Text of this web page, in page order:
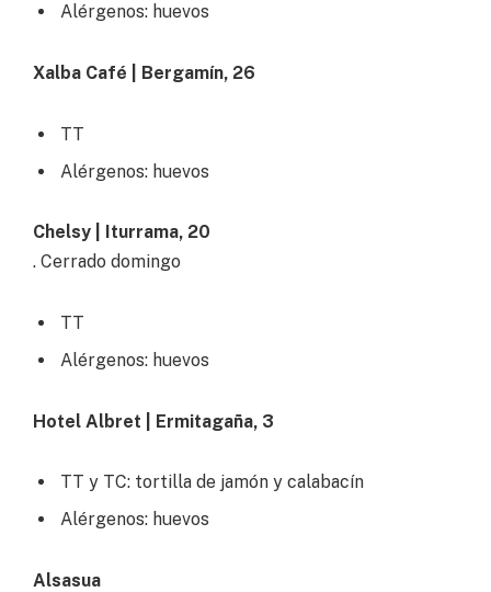
Alérgenos: huevos
Xalba Café | Bergamín, 26
TT
Alérgenos: huevos
Chelsy | Iturrama, 20
. Cerrado domingo
TT
Alérgenos: huevos
Hotel Albret | Ermitagaña, 3
TT y TC: tortilla de jamón y calabacín
Alérgenos: huevos
Alsasua